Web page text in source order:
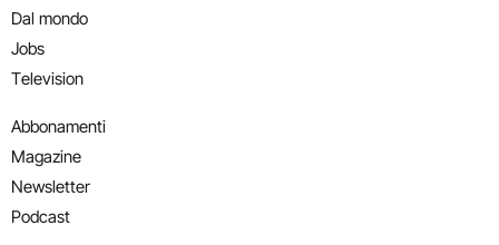
Dal mondo
Jobs
Television
Abbonamenti
Magazine
Newsletter
Podcast